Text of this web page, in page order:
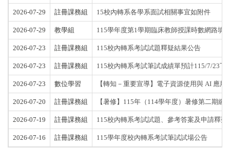
2026-07-29 註冊課務組 15校內轉系各學系面試相關事宜如附件
2026-07-29 教學組 115學年度第1學期臨床教師授課時數網路填
2026-07-23 註冊課務組 115校內轉系考試試題釋疑結果公告
2026-07-23 註冊課務組 115校內轉系考試筆試成績單預計115/7/23
2026-07-23 數位學習 【轉知－重要宣導】電子資源使用與 AI 應用
2026-07-20 註冊課務組 【暑修】115年（114學年度）暑修第二期繳
2026-07-19 註冊課務組 115校內轉系考試試題、參考答案及申請釋疑
2026-07-16 註冊課務組 115學年度校內轉系考試筆試試場公告